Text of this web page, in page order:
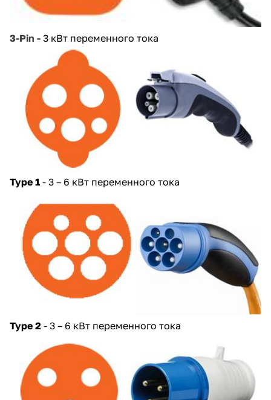
3-Pin - 3 кВт переменного тока
Type 1 - 3 – 6 кВт переменного тока
Type 2 - 3 – 6 кВт переменного тока